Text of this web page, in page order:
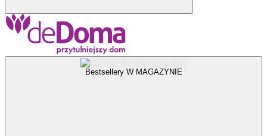
Bestsellery W MAGAZYNIE